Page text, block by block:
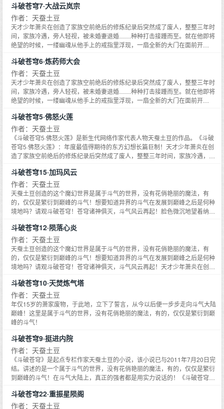
斗破苍穹7·大战云岚宗
作者：天蚕土豆
天才少年萧炎在创造了家族空前绝后的修炼纪录后突然成了废人，整整三年时
间，家族冷遇，旁人轻视，被未婚妻退婚……种种打击接踵而至。就在他即将
绝望的时候，一缕幽魂从他手上的戒指里浮现，一扇全新的大门在面前开
斗破苍穹6·炼药师大会
作者：天蚕土豆
天才少年萧炎在创造了家族空前绝后的修炼纪录后突然成了废人，整整三年时
间，家族冷遇，旁人轻视，被未婚妻退婚……种种打击接踵而至。就在他即将
绝望的时候，一缕幽魂从他手上的戒指里浮现，一扇全新的大门在面前开
斗破苍穹5·佛怒火莲
作者：天蚕土豆
《斗破苍穹5·佛怒火莲》是新生代网络作家代表人物天蚕土豆的作品。《斗破
苍穹5·佛怒火莲》：年度最值得期待的东方幻想长篇巨制！天才少年萧炎在创
造了家族空前绝后的修炼纪录后突然成了废人，整整三年时间，家族冷遇，旁
幽魂从他手上的戒指里浮现，一扇全新的大门在面前开启……
斗破苍穹15·加玛风云
作者：天蚕土豆
天蚕土豆创造的这个魔幻世界是属于斗气的世界，没有花俏艳丽的魔法，有
的，仅仅是繁衍到巅峰的斗气！想要知道异界的斗气在发展到巅峰之后是何种
境地吗？请观斗破苍穹！苍穹诸神俱灭，斗气风云再起！脸色微沉地望着纳兰
上，脚步一顿，目光望着那陡峭山崖边缘处。身着白色衣裙的女子，正优雅而
立，一头乌黑柔顺的青丝，顺着香肩垂落而下，轻风拂过，衣袂飘飘，脱俗宁
静……
斗破苍穹12·陨落心炎
作者：天蚕土豆
天蚕土豆创造的这个魔幻世界是属于斗气的世界，没有花俏艳丽的魔法，有
的，仅仅是繁衍到巅峰的斗气！想要知道异界的斗气在发展到巅峰之后是何种
境地吗？请观斗破苍穹！苍穹诸神俱灭，斗气风云再起！天才少年萧炎在创造
轻视，被未婚妻退婚……种种打击接踵而至。就在他即将绝望的时候，一缕幽
魂从他手上的戒指里浮现，一扇全新的大门在面前开启……
斗破苍穹10·天焚炼气塔
作者：天蚕土豆
年仅15岁的萧家废物，于此地，立下了誓言，从今以后便一步步走向斗气大陆
巅峰！这里是属于斗气的世界，没有花俏艳丽的魔法，有的，仅仅是繁衍到巅
峰的斗气！
斗破苍穹9·挺进内院
作者：天蚕土豆
《斗破苍穹》是起点专栏作家天蚕土豆的小说，该小说已与2011年7月20日完
结。讲述的是一个属于斗气的世界，没有花俏艳丽的魔法，有的，仅仅是繁衍
到巅峰的斗气！在斗气大陆上，真正的强者都是用实力说话的！《斗破苍穹9·
斗破苍穹22·重振星陨阁
作者：天蚕土豆